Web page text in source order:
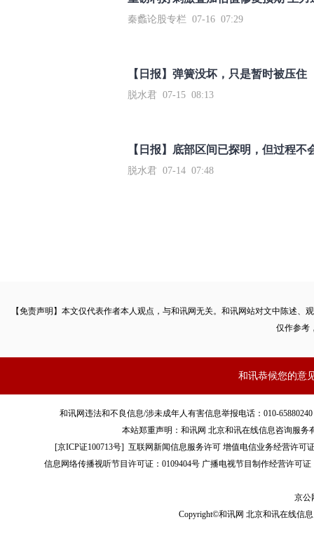
秦蠡论股专栏 07-16 07:29
【日报】弹簧没坏，只是暂时被压住
脱水君 07-15 08:13
【日报】底部区间已探明，但过程不
脱水君 07-14 07:48
【免责声明】本文仅代表作者本人观点，与和讯网无关。和讯网站对文中陈述
仅作参考
和讯恭候您的意
和讯网违法和不良信息/涉未成年人有害信息举报电话：010-
本站郑重声明：和讯网 北京和讯在线信息咨询服
[京ICP证100713号]互联网新闻信息服务许可 增值电信业务经营许可
信息网络传播视听节目许可证：0109404号 广播电视节目制作经营许可证
京公
Copyright©和讯网 北京和讯在线信